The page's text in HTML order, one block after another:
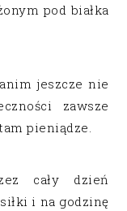
pod białka
jeszcze nie
zawsze
pieniądze.
cały dzień
i na godzinę